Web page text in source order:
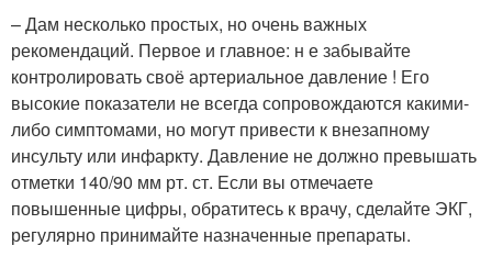
– Дам несколько простых, но очень важных
рекомендаций. Первое и главное: н е забывайте
контролировать своё артериальное давление ! Его
высокие показатели не всегда сопровождаются какими-
либо симптомами, но могут привести к внезапному
инсульту или инфаркту. Давление не должно превышать
отметки 140/90 мм рт. ст. Если вы отмечаете
повышенные цифры, обратитесь к врачу, сделайте ЭКГ,
регулярно принимайте назначенные препараты.